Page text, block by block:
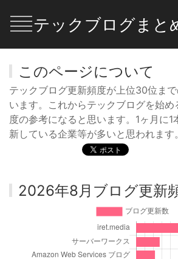
テックブログまと
このページについて
テックブログ更新頻度が上位30位ま
います。これからテックブログを始
度の参考になると思います。1ヶ月に1
新している企業等が多いと思われます。
2026年8月ブログ更新